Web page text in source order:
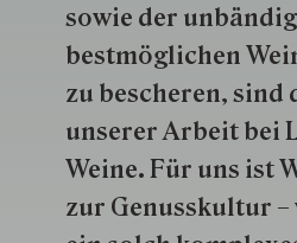
so­wie der
best­mög­lich­en
zu besche­ren, sind
unserer Arbeit bei
Weine. Für uns ist
zur Genuss­kultur –